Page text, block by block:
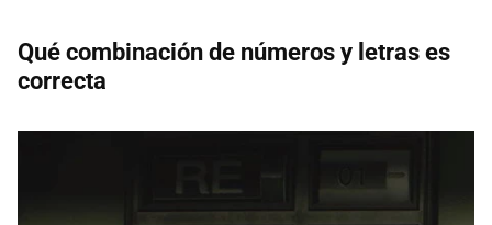
Qué combinación de números y letras es
correcta